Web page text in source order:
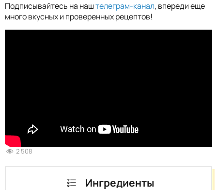
Подписывайтесь на наштелеграм-канал, впереди еще
много вкусных и проверенных рецептов!
2 508
Ингредиенты